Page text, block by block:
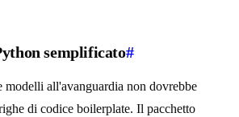
semplificato#
modelli all'avanguardia non dovrebbe
di codice boilerplate. Il pacchetto